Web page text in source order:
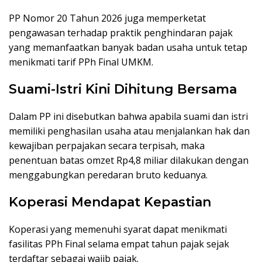
PP Nomor 20 Tahun 2026 juga memperketat
pengawasan terhadap praktik penghindaran pajak
yang memanfaatkan banyak badan usaha untuk tetap
menikmati tarif PPh Final UMKM.
Suami-Istri Kini Dihitung Bersama
Dalam PP ini disebutkan bahwa apabila suami dan istri
memiliki penghasilan usaha atau menjalankan hak dan
kewajiban perpajakan secara terpisah, maka
penentuan batas omzet Rp4,8 miliar dilakukan dengan
menggabungkan peredaran bruto keduanya.
Koperasi Mendapat Kepastian
Koperasi yang memenuhi syarat dapat menikmati
fasilitas PPh Final selama empat tahun pajak sejak
terdaftar sebagai wajib pajak.